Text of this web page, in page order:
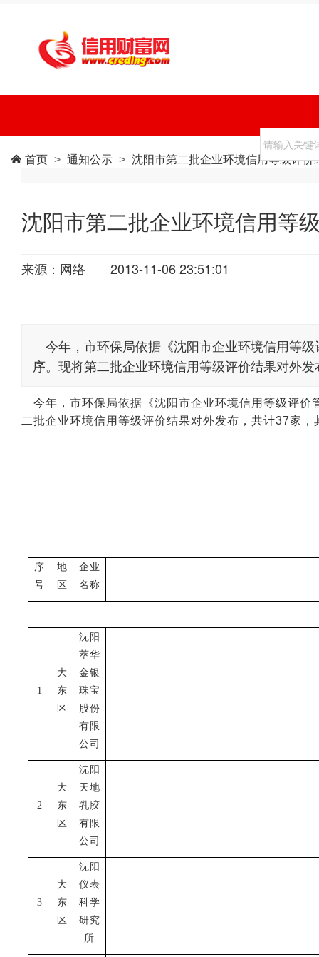
 首页 > 通知公示 > 沈阳市第二批企业环境信用等级评价
沈阳市第二批企业环境信用等
来源：网络 2013-11-06 23:51:01
今年，市环保局依据《沈阳市企业环境信用等
序。现将第二批企业环境信用等级评价结果对外
今年，市环保局依据《沈阳市企业环境信用等级评价
二批企业环境信用等级评价结果对外发布，共计37家
序
号
地
区
企业
名称
1
大
东
区
沈阳
萃华
金银
珠宝
股份
有限
公司
2
大
东
区
沈阳
天地
乳胶
有限
公司
3
大
东
区
沈阳
仪表
科学
研究
所